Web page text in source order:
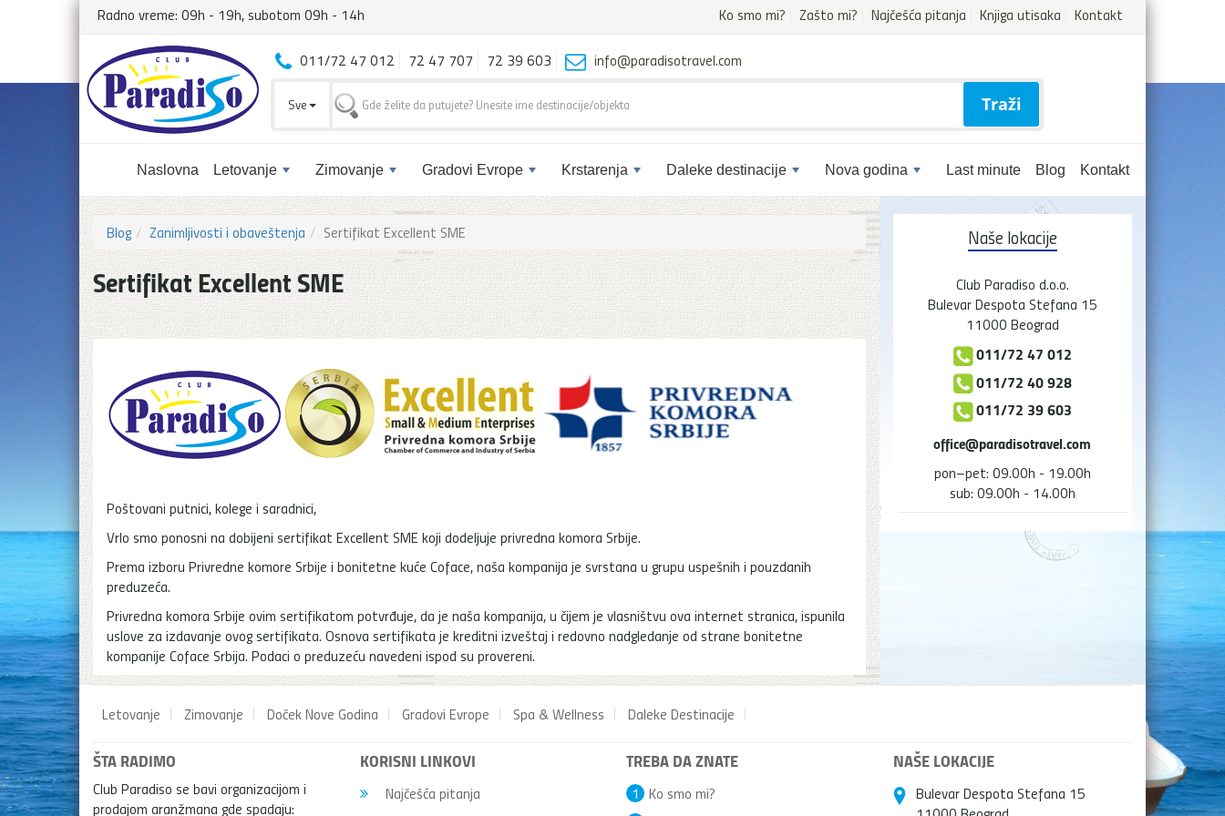
Radno vreme: 09h - 19h, subotom 09h - 14h Ko smo mi? Zašto mi? Najčešća pitanja Knjiga utisaka Kontakt
Naslovna Letovanje Zimovanje Gradovi Evrope Krstarenja Daleke destinacije Nova godina Last minute Blog Kontakt
011/72 47 012 72 47 707 72 39 603 info@paradisotravel.com
Sve Traži
Naše lokacije
Club Paradiso d.o.o.
Bulevar Despota Stefana 15
11000 Beograd
011/72 47 012
011/72 40 928
011/72 39 603
office@paradisotravel.com
pon–pet: 09.00h - 19.00h
sub: 09.00h - 14.00h
Blog Zanimljivosti i obaveštenja Sertifikat Excellent SME
Sertifikat Excellent SME
Poštovani putnici, kolege i saradnici,
Vrlo smo ponosni na dobijeni sertifikat Excellent SME koji dodeljuje privredna komora Srbije.
Prema izboru Privredne komore Srbije i bonitetne kuće Coface, naša kompanija je svrstana u grupu uspešnih i pouzdanih
preduzeća.
Privredna komora Srbije ovim sertifikatom potvrđuje, da je naša kompanija, u čijem je vlasništvu ova internet stranica, ispunila
uslove za izdavanje ovog sertifikata. Osnova sertifikata je kreditni izveštaj i redovno nadgledanje od strane bonitetne
kompanije Coface Srbija. Podaci o preduzeću navedeni ispod su provereni.
Letovanje Zimovanje Doček Nove Godina Gradovi Evrope Spa & Wellness Daleke Destinacije
ŠTA RADIMO
Club Paradiso se bavi organizacijom i
prodajom aranžmana gde spadaju:
KORISNI LINKOVI
Najčešća pitanja
TREBA DA ZNATE
Ko smo mi?
1
NAŠE LOKACIJE
Bulevar Despota Stefana 15